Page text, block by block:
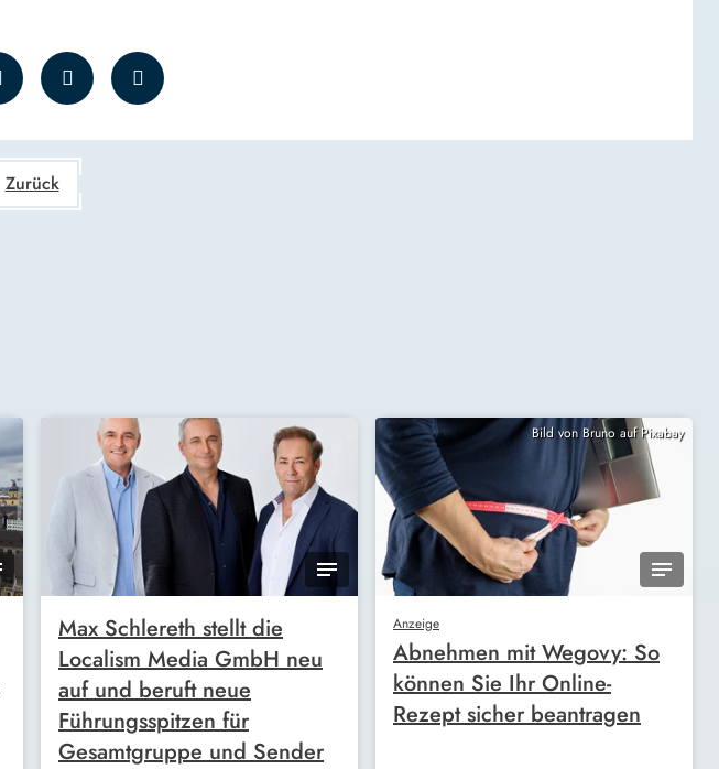
Zurück
Max Schlereth stellt die
Localism Media GmbH neu
auf und beruft neue
Führungsspitzen für
Gesamtgruppe und Sender
Bild von Bruno auf Pixabay
Anzeige
Abnehmen mit Wegovy: So
können Sie Ihr Online-
Rezept sicher beantragen